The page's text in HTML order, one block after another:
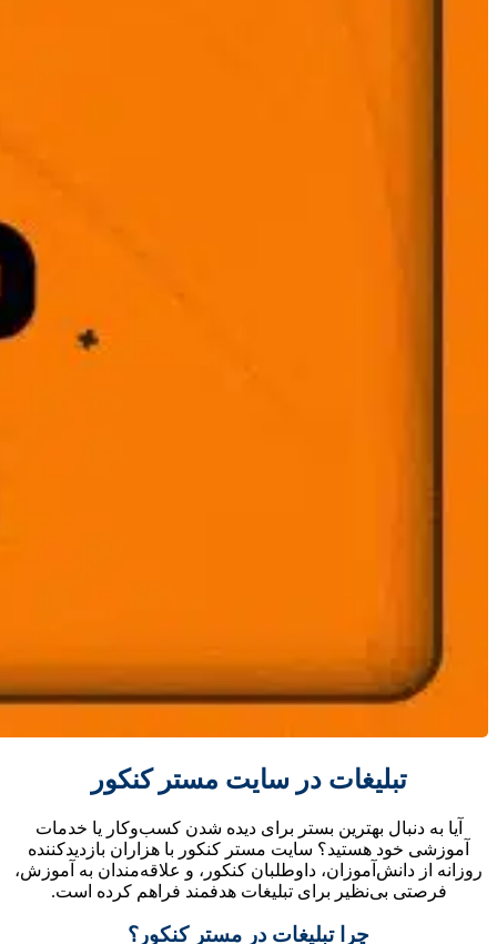
تبلیغات در سایت مستر کنکور
آیا به دنبال بهترین بستر برای دیده شدن کسب‌وکار یا خدمات
آموزشی خود هستید؟ سایت مستر کنکور با هزاران بازدیدکننده
روزانه از دانش‌آموزان، داوطلبان کنکور، و علاقه‌مندان به آموزش،
فرصتی بی‌نظیر برای تبلیغات هدفمند فراهم کرده است.
چرا تبلیغات در مستر کنکور؟